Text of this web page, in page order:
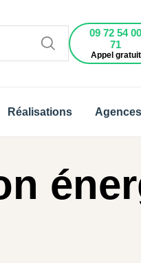
09 72 54 00
71
Appel gratuit
Réalisations Agences